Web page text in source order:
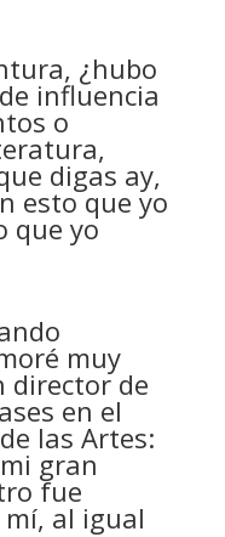
¿hubo
influencia
o
digas ay,
esto que yo
que yo
muy
director de
en el
las Artes:
gran
fue
al igual